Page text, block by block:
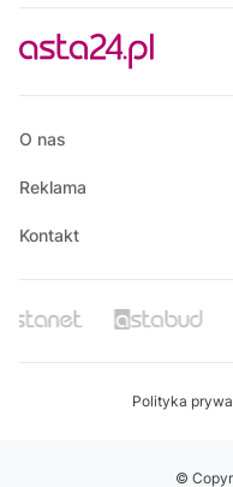
O nas
Reklama
Kontakt
Polityka
©